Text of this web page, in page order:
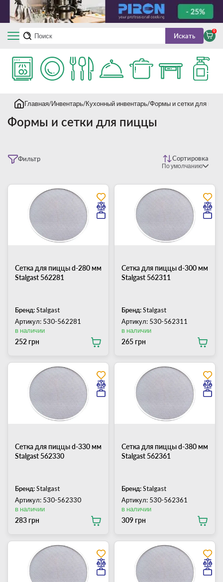
Искать
0
Главная Инвентарь Кухонный инвентарь Формы и сетки для
Формы и сетки для пиццы
Фильтр Сортировка
По умолчанию
Сетка для пиццы d-280 мм
Stalgast 562281
Бренд:Stalgast
Артикул: 530-562281
252 грн
в наличии
Сетка для пиццы d-300 мм
Stalgast 562311
Бренд:Stalgast
Артикул: 530-562311
265 грн
в наличии
Сетка для пиццы d-330 мм
Stalgast 562330
Бренд:Stalgast
Артикул: 530-562330
283 грн
в наличии
Сетка для пиццы d-380 мм
Stalgast 562361
Бренд:Stalgast
Артикул: 530-562361
309 грн
в наличии